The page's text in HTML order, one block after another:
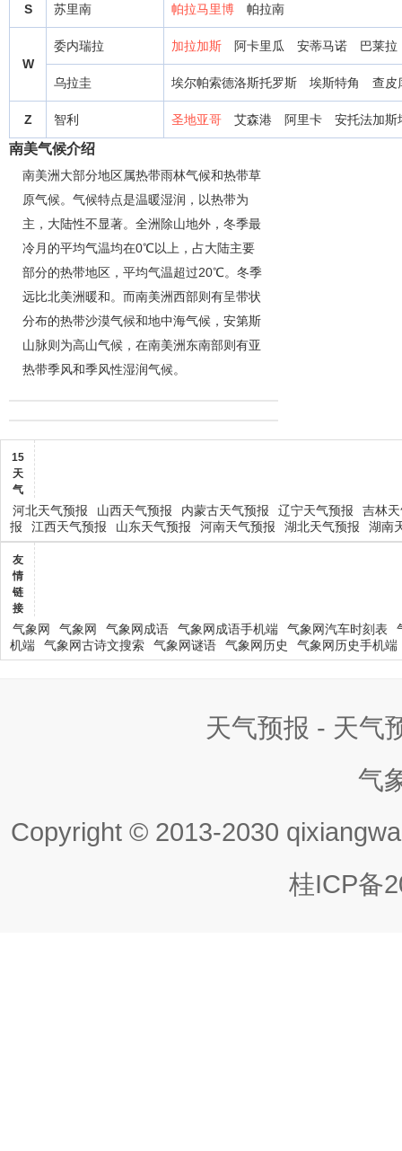
S 苏里南 帕拉马里博 帕拉南
W
委内瑞拉 加拉加斯 阿卡里瓜 安蒂马诺 巴莱拉
乌拉圭 埃尔帕索德洛斯托罗斯 埃斯特角 查皮
Z 智利 圣地亚哥 艾森港 阿里卡 安托法加斯
南美气候介绍
南美洲大部分地区属热带雨林气候和热带草
原气候。气候特点是温暖湿润，以热带为
主，大陆性不显著。全洲除山地外，冬季最
冷月的平均气温均在0℃以上，占大陆主要
部分的热带地区，平均气温超过20℃。冬季
远比北美洲暖和。而南美洲西部则有呈带状
分布的热带沙漠气候和地中海气候，安第斯
山脉则为高山气候，在南美洲东南部则有亚
热带季风和季风性湿润气候。
15
天
气
河北天气预报 山西天气预报 内蒙古天气预报 辽宁天气预报
吉林
报
江西天气预报 山东天气预报 河南天气预报 湖北天气预报 湖南
友
情
链
接
气象网 气象网 气象网成语 气象网成语手机端 气象网汽车时刻表
机端
气象网古诗文搜索 气象网谜语 气象网历史 气象网历史手机端
天气预报 - 天气
气
Copyright © 2013-2030
桂ICP备